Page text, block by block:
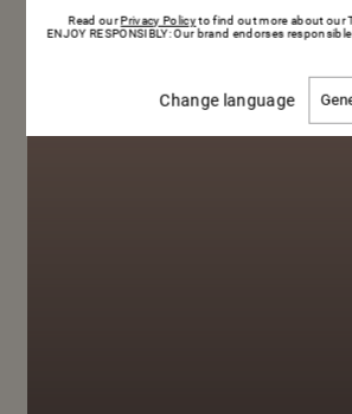
Read ourPrivacy Policyto find out more about our
ENJOY RESPONSIBLY: Our brand endorses
Change language